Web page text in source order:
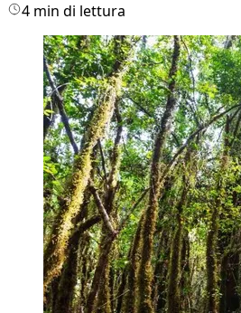
4 min di lettura